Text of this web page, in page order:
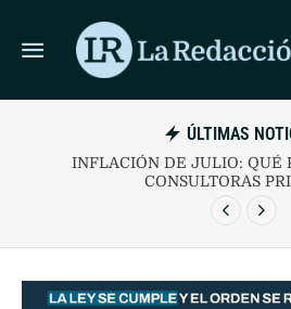
ÚLTIMAS
INFLACIÓN DE JULIO: QUÉ
CONSULTORAS